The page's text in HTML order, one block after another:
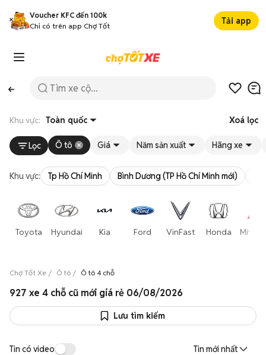
Voucher KFC đến 100k
Chỉ có trên app Chợ Tốt
Tải app
Khu vực: Toàn quốc Xoá lọc
Lọc Ô tô Giá Năm sản xuất Hãng xe
Khu vực: Tp Hồ Chí Minh Bình Dương (TP Hồ Chí Minh mới)
Toyota Hyundai Kia Ford VinFast Honda
Chợ Tốt Xe Ô tô Ô tô 4 chỗ
927 xe 4 chỗ cũ mới giá rẻ 06/08/2026
Lưu tìm kiếm
Tin có video Tin mới nhất